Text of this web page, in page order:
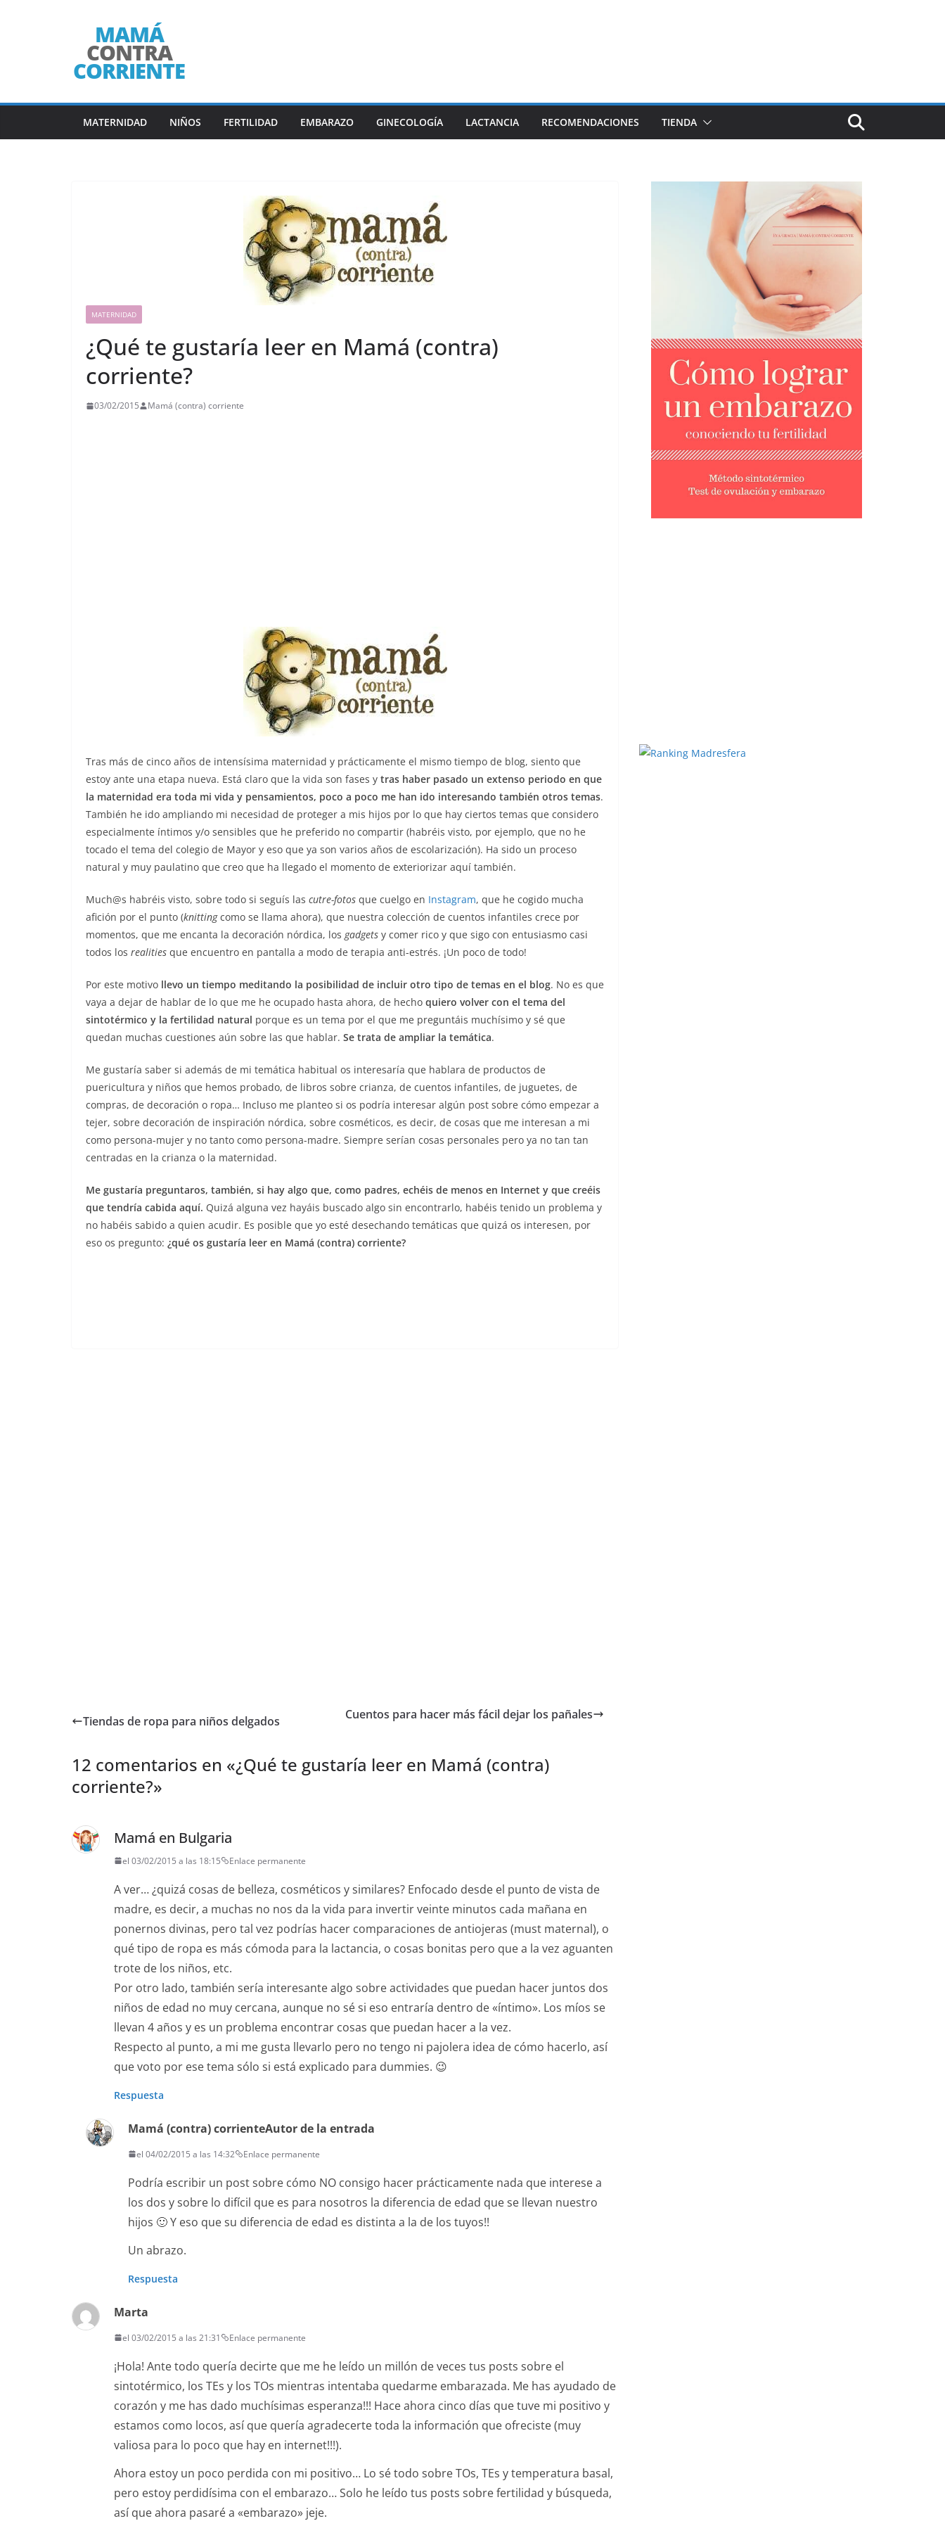
MATERNIDAD NIÑOS FERTILIDAD EMBARAZO GINECOLOGÍA LACTANCIA RECOMENDACIONES TIENDA
MATERNIDAD
¿Qué te gustaría leer en Mamá (contra)
corriente?
03/02/2015 Mamá (contra) corriente
Tras más de cinco años de intensísima maternidad y prácticamente el mismo tiempo de blog, siento que
estoy ante una etapa nueva. Está claro que la vida son fases y tras haber pasado un extenso periodo en que
la maternidad era toda mi vida y pensamientos, poco a poco me han ido interesando también otros temas.
También he ido ampliando mi necesidad de proteger a mis hijos por lo que hay ciertos temas que considero
especialmente íntimos y/o sensibles que he preferido no compartir (habréis visto, por ejemplo, que no he
tocado el tema del colegio de Mayor y eso que ya son varios años de escolarización). Ha sido un proceso
natural y muy paulatino que creo que ha llegado el momento de exteriorizar aquí también.
Much@s habréis visto, sobre todo si seguís las cutre-fotos que cuelgo en Instagram, que he cogido mucha
afición por el punto (knittingcomo se llama ahora), que nuestra colección de cuentos infantiles crece por
momentos, que me encanta la decoración nórdica, los gadgets y comer rico y que sigo con entusiasmo casi
todos los realities que encuentro en pantalla a modo de terapia anti-estrés. ¡Un poco de todo!
Por este motivo llevo un tiempo meditando la posibilidad de incluir otro tipo de temas en el blog. No es que
vaya a dejar de hablar de lo que me he ocupado hasta ahora, de hecho quiero volver con el tema del
sintotérmico y la fertilidad natural porque es un tema por el que me preguntáis muchísimo y sé que
quedan muchas cuestiones aún sobre las que hablar. Se trata de ampliar la temática.
Me gustaría saber si además de mi temática habitual os interesaría que hablara de productos de
puericultura y niños que hemos probado, de libros sobre crianza, de cuentos infantiles, de juguetes, de
compras, de decoración o ropa… Incluso me planteo si os podría interesar algún post sobre cómo empezar a
tejer, sobre decoración de inspiración nórdica, sobre cosméticos, es decir, de cosas que me interesan a mi
como persona-mujer y no tanto como persona-madre. Siempre serían cosas personales pero ya no tan tan
centradas en la crianza o la maternidad.
Me gustaría preguntaros, también, si hay algo que, como padres, echéis de menos en Internet y que creéis
que tendría cabida aquí. Quizá alguna vez hayáis buscado algo sin encontrarlo, habéis tenido un problema y
no habéis sabido a quien acudir. Es posible que yo esté desechando temáticas que quizá os interesen, por
eso os pregunto: ¿qué os gustaría leer en Mamá (contra) corriente?
Tiendas de ropa para niños delgados Cuentos para hacer más fácil dejar los pañales
12 comentarios en «¿Qué te gustaría leer en Mamá (contra)
corriente?»
Mamá en Bulgaria
el 03/02/2015 a las 18:15 Enlace permanente
A ver… ¿quizá cosas de belleza, cosméticos y similares? Enfocado desde el punto de vista de
madre, es decir, a muchas no nos da la vida para invertir veinte minutos cada mañana en
ponernos divinas, pero tal vez podrías hacer comparaciones de antiojeras (must maternal), o
qué tipo de ropa es más cómoda para la lactancia, o cosas bonitas pero que a la vez aguanten
trote de los niños, etc.
Por otro lado, también sería interesante algo sobre actividades que puedan hacer juntos dos
niños de edad no muy cercana, aunque no sé si eso entraría dentro de «íntimo». Los míos se
llevan 4 años y es un problema encontrar cosas que puedan hacer a la vez.
Respecto al punto, a mi me gusta llevarlo pero no tengo ni pajolera idea de cómo hacerlo, así
que voto por ese tema sólo si está explicado para dummies. 😉
Respuesta
Mamá (contra) corrienteAutor de la entrada
el 04/02/2015 a las 14:32 Enlace permanente
Podría escribir un post sobre cómo NO consigo hacer prácticamente nada que interese a
los dos y sobre lo difícil que es para nosotros la diferencia de edad que se llevan nuestro
hijos 🙂 Y eso que su diferencia de edad es distinta a la de los tuyos!!
Un abrazo.
Respuesta
Marta
el 03/02/2015 a las 21:31 Enlace permanente
¡Hola! Ante todo quería decirte que me he leído un millón de veces tus posts sobre el
sintotérmico, los TEs y los TOs mientras intentaba quedarme embarazada. Me has ayudado de
corazón y me has dado muchísimas esperanza!!! Hace ahora cinco días que tuve mi positivo y
estamos como locos, así que quería agradecerte toda la información que ofreciste (muy
valiosa para lo poco que hay en internet!!!).
Ahora estoy un poco perdida con mi positivo… Lo sé todo sobre TOs, TEs y temperatura basal,
pero estoy perdidísima con el embarazo… Solo he leído tus posts sobre fertilidad y búsqueda,
así que ahora pasaré a «embarazo» jeje.